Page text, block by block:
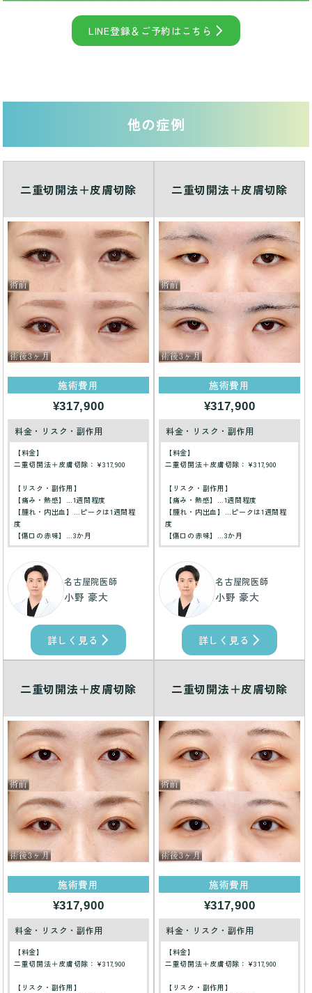
LINE登録＆ご予約はこちら
他の症例
二重切開法＋皮膚切除
施術費用
¥317,900
料金・リスク・副作用
【料金】
二重切開法＋皮膚切除：¥317,900
【リスク・副作用】
【痛み・熱感】…1週間程度
【腫れ・内出血】…ピークは1週間程
度
【傷口の赤味】…3か月
名古屋院医師
小野 豪大
詳しく見る
二重切開法＋皮膚切除
施術費用
¥317,900
料金・リスク・副作用
【料金】
二重切開法＋皮膚切除：¥317,900
【リスク・副作用】
【痛み・熱感】…1週間程度
【腫れ・内出血】…ピークは1週間程
度
【傷口の赤味】…3か月
名古屋院医師
小野 豪大
詳しく見る
二重切開法＋皮膚切除
施術費用
¥317,900
料金・リスク・副作用
【料金】
二重切開法＋皮膚切除：¥317,900
【リスク・副作用】
二重切開法＋皮膚切除
施術費用
¥317,900
料金・リスク・副作用
【料金】
二重切開法＋皮膚切除：¥317,900
【リスク・副作用】